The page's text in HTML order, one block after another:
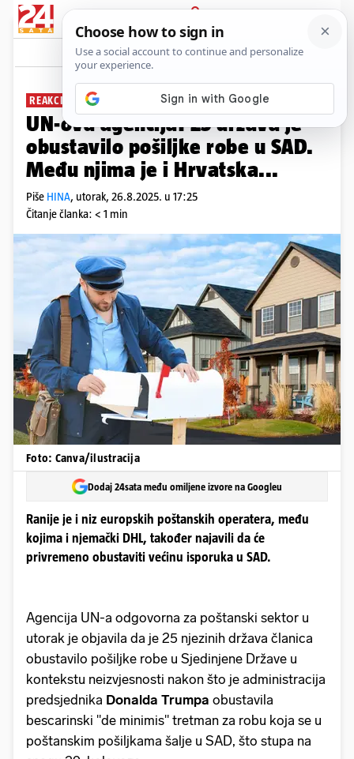
PRIJAVA
News Komentari
REAKCIJA NA TRUMPOVU ODLUKU
UN-ova agencija: 25 država je
obustavilo pošiljke robe u SAD.
Među njima je i Hrvatska...
Piše HINA, utorak, 26.8.2025. u 17:25
Čitanje članka: < 1 min
Foto: Canva/ilustracija
Dodaj 24sata među omiljene izvore na Googleu
Ranije je i niz europskih poštanskih operatera, među
kojima i njemački DHL, također najavili da će
privremeno obustaviti većinu isporuka u SAD.
Agencija UN-a odgovorna za poštanski sektor u
utorak je objavila da je 25 njezinih država članica
obustavilo pošiljke robe u Sjedinjene Države u
kontekstu neizvjesnosti nakon što je administracija
predsjednika Donalda Trumpa obustavila
bescarinski "de minimis" tretman za robu koja se u
poštanskim pošiljkama šalje u SAD, što stupa na